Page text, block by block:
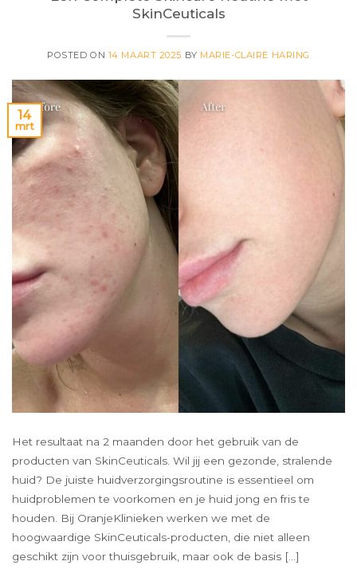
SkinCeuticals
POSTED ON 14 MAART 2025 BY MARIE-CLAIRE HARING
14
mrt
Het resultaat na 2 maanden door het gebruik van de
producten van SkinCeuticals. Wil jij een gezonde, stralende
huid? De juiste huidverzorgingsroutine is essentieel om
huidproblemen te voorkomen en je huid jong en fris te
houden. Bij OranjeKlinieken werken we met de
hoogwaardige SkinCeuticals-producten, die niet alleen
geschikt zijn voor thuisgebruik, maar ook de basis […]